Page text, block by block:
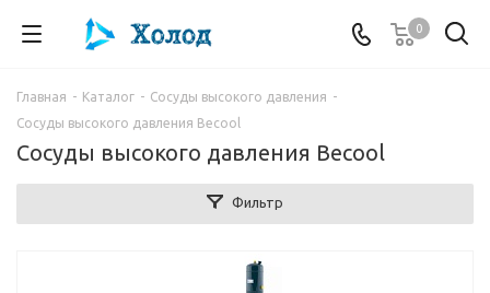
0
Главная - Каталог - Сосуды высокого давления -
Сосуды высокого давления Becool
Сосуды высокого давления Becool
Фильтр